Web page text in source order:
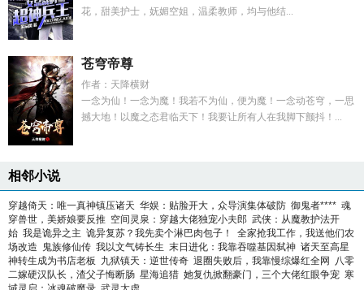
花，甜美护士，妩媚空姐，温柔教师，均与他结...
苍穹帝尊
作者：天降横财
一念为仙！一念为魔！我若不为仙，便为魔！一念动苍穹，一思
撼大地！以魔之态君临天下！我要让所有人在我脚下颤抖！...
相邻小说
穿越倚天：唯一真神镇压诸天 华娱：贴脸开大，众导演集体破防 御鬼者**** 魂
穿兽世，美娇娘要反推 空间灵泉：穿越大佬独宠小夫郎 武侠：从魔教护法开
始 我是诡异之主 诡异复苏？我先卖个淋巴肉包子！
全家抢我工作，我送他们农
场改造
鬼族修仙传 我以文气铸长生 末日进化：我靠吞噬基因弑神 诸天至高星
神转生成为书店老板 九狱镇天：逆世传奇 退圈失败后，我靠慢综爆红全网
八零
二嫁硬汉队长，渣父子悔断肠 星海追猎 她复仇掀翻豪门，三个大佬红眼争宠 寒